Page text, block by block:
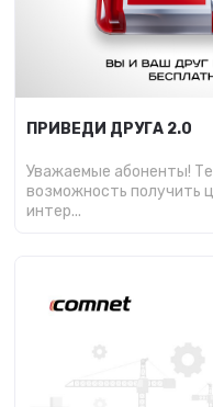
ПРИВЕДИ ДРУГА 2.0
Уважаемые абоненты!
возможность получить
интер...